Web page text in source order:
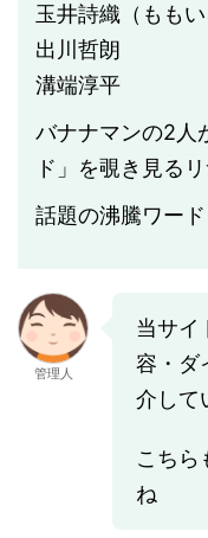
玉井詩織（ももい
出川哲朗
溝端淳平
バナナマンの2人
ド」を覗き見る
話題の沸騰ワード
管理人
当サイ
容・ダ
介して
こちら
ね